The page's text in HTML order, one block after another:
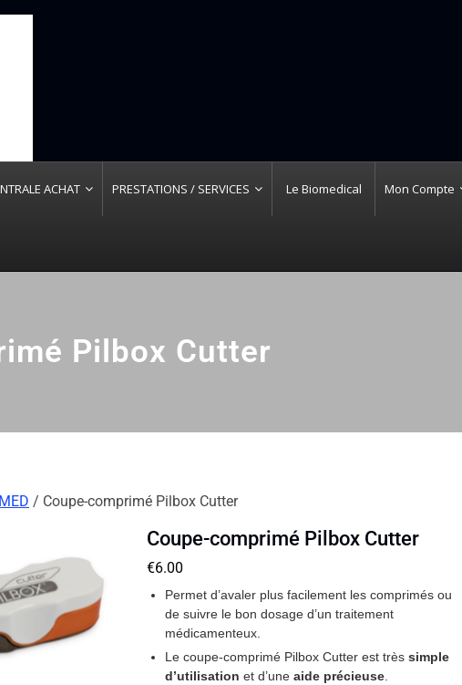
ACHAT PRESTATIONS / SERVICES Le Biomedical Mon Compte
Pilbox Cutter
/ Coupe-comprimé Pilbox Cutter
Coupe-comprimé Pilbox Cutter
€6.00
Permet d’avaler plus facilement les comprimés ou
de suivre le bon dosage d’un traitement
médicamenteux.
Le coupe-comprimé Pilbox Cutter est trèssimple
d’utilisation et d’une aide précieuse.